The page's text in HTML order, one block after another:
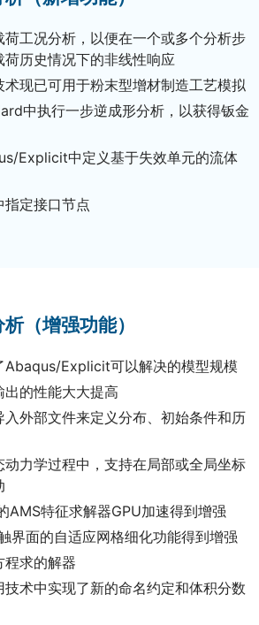
荷工况分析，以便在一个或多个分析步
历史情况下的非线性响应
现已可用于粉末型增材制造工艺模拟
中执行一步逆成形分析，以获得钣金
Explicit中定义基于失效单元的流体
指定接口节点
析（增强功能）
Abaqus/Explicit可以解决的模型规模
的性能大大提高
外部文件来定义分布、初始条件和历
力学过程中，支持在局部或全局坐标
AMS特征求解器GPU加速得到增强
界面的自适应网格细化功能得到增强
程求的解器
术中实现了新的命名约定和体积分数